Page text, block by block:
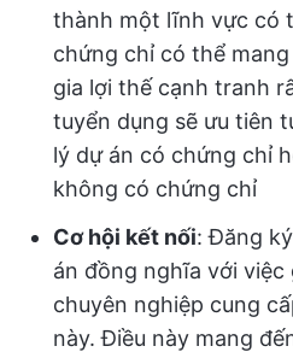
thành một lĩnh vực có
chứng chỉ có thể
gia lợi thế cạnh tranh
tuyển dụng sẽ ưu tiên
lý dự án có chứng chỉ
không có chứng chỉ
Cơ hội kết nối: Đăng
án đồng nghĩa với
chuyên nghiệp cung
này. Điều này mang